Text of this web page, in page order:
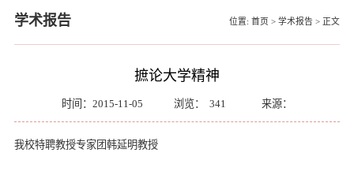
学术报告 位置: 首页 > 学术报告 > 正文
摭论大学精神
时间：2015-11-05 浏览： 341 来源：
我校特聘教授专家团韩延明教授